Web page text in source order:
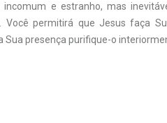
e estranho, mas
Você permitirá que Jesus faça
Sua presença purifique-o